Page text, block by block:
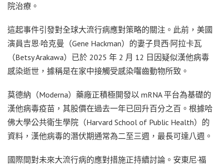
院治療。
這起事件引發對全球大流行病應對策略的關注。此前，美國
演員吉恩·哈克曼（Gene Hackman）的妻子貝西·阿拉卡瓦
（Betsy Arakawa）已於 2025 年 2 月 12 日因疑似漢他病毒
感染逝世，據稱是在家中接觸受感染囓齒動物所致。
莫德納（Moderna）藥廠正積極開發以 mRNA 平台為基礎的
漢他病毒疫苗，其股價在過去一年已回升百分之百。根據哈
佛大學公共衛生學院（Harvard School of Public Health）的
資料，漢他病毒的潛伏期通常為二至三週，最長可達八週。
國際間對未來大流行病的應對措施正持續討論。安東尼·福